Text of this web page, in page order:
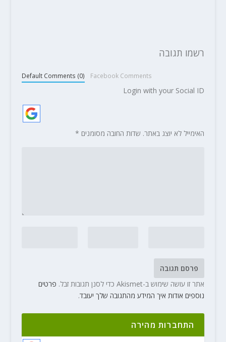
רשמו תגובה
Default Comments (0) Facebook Comments
Login with your Social ID
האימייל לא יוצג באתר. שדות החובה מסומנים *
אתר זו עושה שימוש ב-Akismet כדי לסנן תגובות זבל.
פרטים
נוספים אודות איך המידע מהתגובה שלך יעובד.
התחברות מהירה